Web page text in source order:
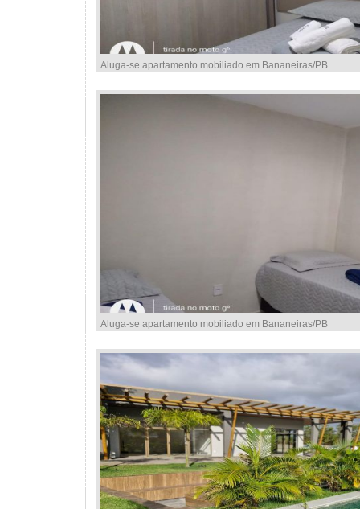
Aluga-se apartamento mobiliado em Bananeiras/PB
Aluga-se apartamento mobiliado em Bananeiras/PB